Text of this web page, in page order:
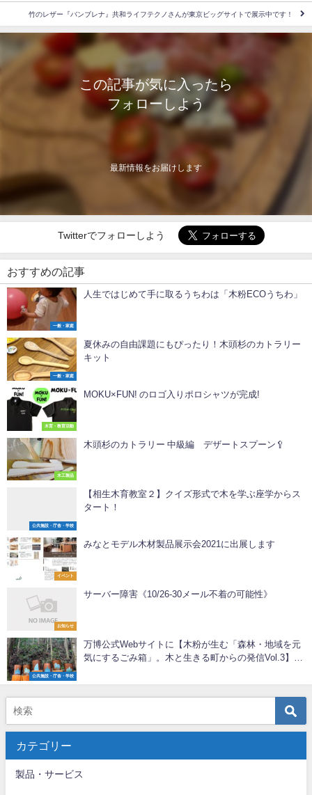
竹のレザー『バンブレナ』共和ライフテクノさんが東京ビッグサイトで展示中です！
この記事が気に入ったら
フォローしよう
最新情報をお届けします
Twitterでフォローしよう
おすすめの記事
一般・家庭
人生ではじめて手に取るうちわは「木粉ECOうちわ」
一般・家庭
夏休み️の自由課題にもぴったり！木頭杉のカトラリー
キット
木育・教育活動
MOKU×FUN! のロゴ入りポロシャツが完成!
木工製品
木頭杉のカトラリー 中級編 デザートスプーン🥄
公共施設・庁舎・学校
【相生木育教室２】クイズ形式で木を学ぶ座学からス
タート！
イベント
みなとモデル木材製品展示会2021に出展します
お知らせ
サーバー障害《10/26-30メール不着の可能性》
公共施設・庁舎・学校
万博公式Webサイトに【木粉が生む「森林・地域を元
気にするごみ箱」。木と生きる町からの発信Vol.3】が
カテゴリー
製品・サービス